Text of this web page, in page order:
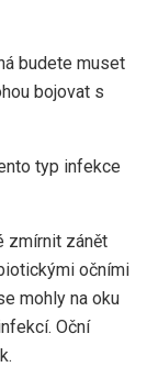
budete muset
bojovat s
typ infekce
zmírnit zánět
očními
mohly na oku
Oční